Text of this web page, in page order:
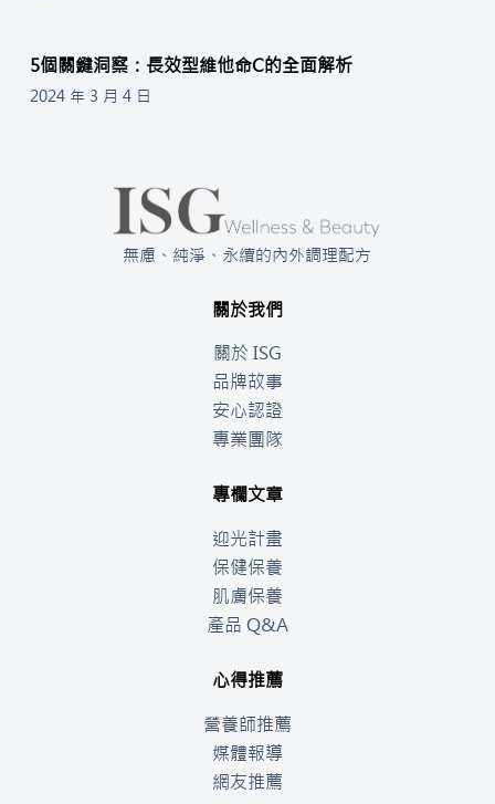
5個關鍵洞察：長效型維他命C的全面解析
2024 年 3 月 4 日
無慮、純淨、永續的內外調理配方
關於我們
關於 ISG
品牌故事
安心認證
專業團隊
專欄文章
迎光計畫
保健保養
肌膚保養
產品 Q&A
心得推薦
營養師推薦
媒體報導
網友推薦